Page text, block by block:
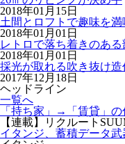
2018年01月15日
土間とロフトで趣味を満
2018年01月01日
レトロで落ち着きのある
2018年01月01日
採光が取れる吹き抜け造
2017年12月18日
ヘッドライン
一覧へ
「持ち家」→「賃貸」の
【連載】リクルート
イタンジ、蓄積データ